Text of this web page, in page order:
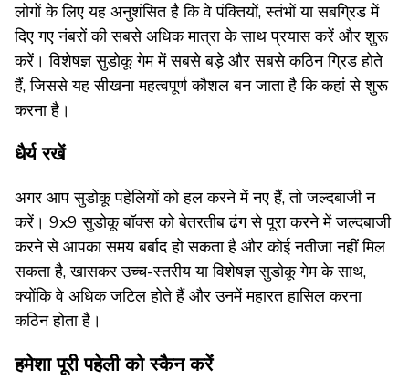
लोगों के लिए यह अनुशंसित है कि वे पंक्तियों, स्तंभों या सबग्रिड में
दिए गए नंबरों की सबसे अधिक मात्रा के साथ प्रयास करें और शुरू
करें। विशेषज्ञ सुडोकू गेम में सबसे बड़े और सबसे कठिन ग्रिड होते
हैं, जिससे यह सीखना महत्वपूर्ण कौशल बन जाता है कि कहां से शुरू
करना है।
धैर्य रखें
अगर आप सुडोकू पहेलियों को हल करने में नए हैं, तो जल्दबाजी न
करें। 9x9 सुडोकू बॉक्स को बेतरतीब ढंग से पूरा करने में जल्दबाजी
करने से आपका समय बर्बाद हो सकता है और कोई नतीजा नहीं मिल
सकता है, खासकर उच्च-स्तरीय या विशेषज्ञ सुडोकू गेम के साथ,
क्योंकि वे अधिक जटिल होते हैं और उनमें महारत हासिल करना
कठिन होता है।
हमेशा पूरी पहेली को स्कैन करें